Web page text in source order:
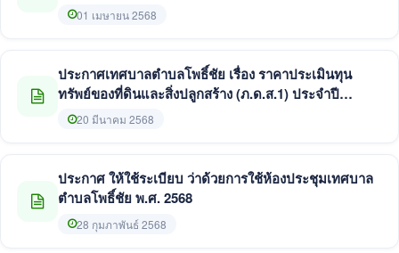
01 เมษายน 2568
ประกาศเทศบาลตำบลโพธิ์ชัย เรื่อง ราคาประเมินทุน
ทรัพย์ของที่ดินและสิ่งปลูกสร้าง (ภ.ด.ส.1) ประจำปี
พ.ศ.2568
20 มีนาคม 2568
ประกาศ ให้ใช้ระเบียบ ว่าด้วยการใช้ห้องประชุมเทศบาล
ตำบลโพธิ์ชัย พ.ศ. 2568
28 กุมภาพันธ์ 2568